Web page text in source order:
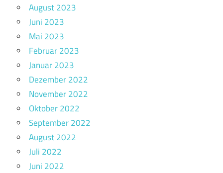
August 2023
Juni 2023
Mai 2023
Februar 2023
Januar 2023
Dezember 2022
November 2022
Oktober 2022
September 2022
August 2022
Juli 2022
Juni 2022